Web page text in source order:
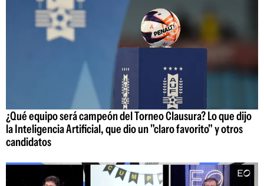
¿Qué equipo será campeón del Torneo Clausura? Lo que dijo
la Inteligencia Artificial, que dio un "claro favorito" y otros
candidatos